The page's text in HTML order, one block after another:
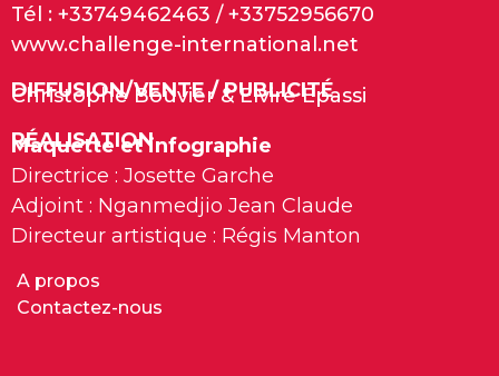
Tél : +33749462463 / +33752956670
www.challenge-international.net
DIFFUSION/VENTE / PUBLICITÉ
Christophe Bouvier & Elvire Epassi
RÉALISATION
Maquette et infographie
Directrice : Josette Garche
Adjoint : Nganmedjio Jean Claude
Directeur artistique : Régis Manton
A propos
Contactez-nous